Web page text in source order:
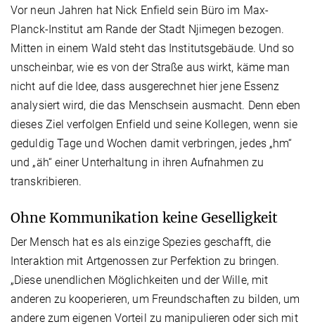
Vor neun Jahren hat Nick Enfield sein Büro im Max-
Planck-Institut am Rande der Stadt Njimegen bezogen.
Mitten in einem Wald steht das Institutsgebäude. Und so
unscheinbar, wie es von der Straße aus wirkt, käme man
nicht auf die Idee, dass ausgerechnet hier jene Essenz
analysiert wird, die das Menschsein ausmacht. Denn eben
dieses Ziel verfolgen Enfield und seine Kollegen, wenn sie
geduldig Tage und Wochen damit verbringen, jedes „hm“
und „äh“ einer Unterhaltung in ihren Aufnahmen zu
transkribieren.
Ohne Kommunikation keine Geselligkeit
Der Mensch hat es als einzige Spezies geschafft, die
Interaktion mit Artgenossen zur Perfektion zu bringen.
„Diese unendlichen Möglichkeiten und der Wille, mit
anderen zu kooperieren, um Freundschaften zu bilden, um
andere zum eigenen Vorteil zu manipulieren oder sich mit